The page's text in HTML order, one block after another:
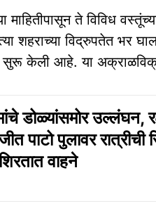
माहितीपासून ते विविध
शहराच्या विद्रुपतेत भर
सुरू केली आहे. या
डोळ्यांसमोर उल्लंघन,
पाटो पुलावर रात्रीची
वाहने